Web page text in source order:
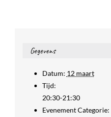
Gegevens
Datum: 12 maart
Tijd:
20:30-21:30
Evenement Categorie: